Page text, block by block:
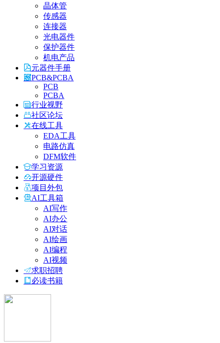
晶体管
传感器
连接器
光电器件
保护器件
机电产品
元器件手册
PCB&PCBA
PCB
PCBA
行业视野
社区论坛
在线工具
EDA工具
电路仿真
DFM软件
学习资源
开源硬件
项目外包
AI工具箱
AI写作
AI办公
AI对话
AI绘画
AI编程
AI视频
求职招聘
必读书籍